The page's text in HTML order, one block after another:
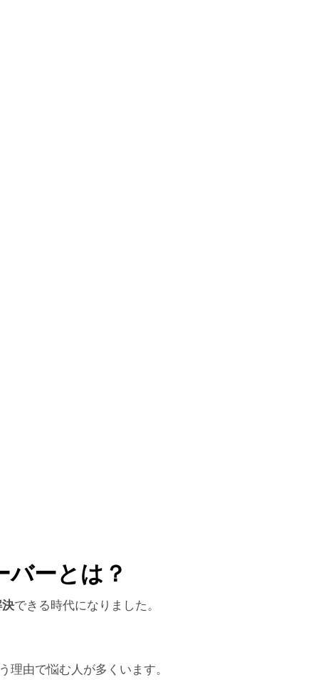
ーとは？
できる時代になりました。
理由で悩む人が多くいます。